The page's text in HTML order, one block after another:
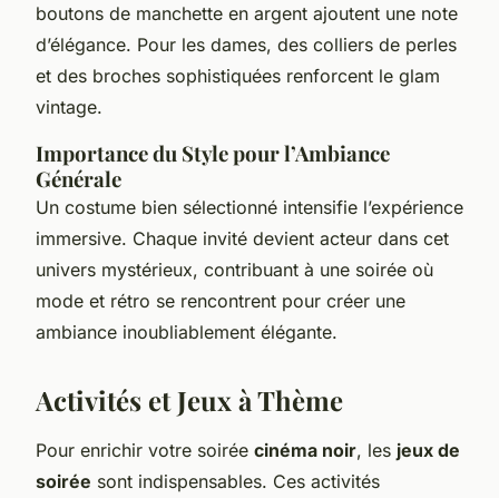
boutons de manchette en argent ajoutent une note
d’élégance. Pour les dames, des colliers de perles
et des broches sophistiquées renforcent le glam
vintage.
Importance du Style pour l’Ambiance
Générale
Un costume bien sélectionné intensifie l’expérience
immersive. Chaque invité devient acteur dans cet
univers mystérieux, contribuant à une soirée où
mode et rétro se rencontrent pour créer une
ambiance inoubliablement élégante.
Activités et Jeux à Thème
Pour enrichir votre soirée cinéma noir, les jeux de
soirée sont indispensables. Ces activités